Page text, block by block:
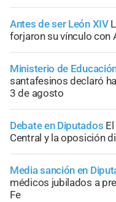
Antes de ser León XIV
forjaron su vínculo con
Ministerio de
santafesinos declaró
3 de agosto
Debate en Diputados
Central y la oposición
Media sanción en
médicos jubilados a
Fe